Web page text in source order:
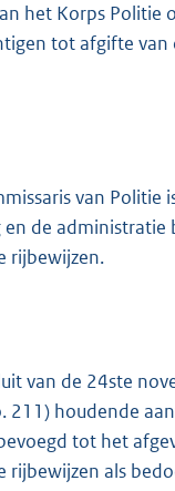
het Korps Politie
tot afgifte van
van Politie
de administratie
rijbewijzen.
van de 24ste
211) houdende
tot het
rijbewijzen als